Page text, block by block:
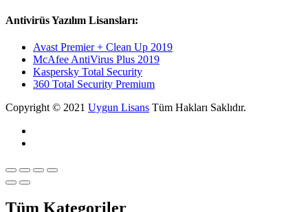
Antivirüs Yazılım Lisansları:
Avast Premier + Clean Up 2019
McAfee AntiVirus Plus 2019
Kaspersky Total Security
360 Total Security Premium
Copyright © 2021 Uygun Lisans Tüm Hakları Saklıdır.
Tüm Kategoriler